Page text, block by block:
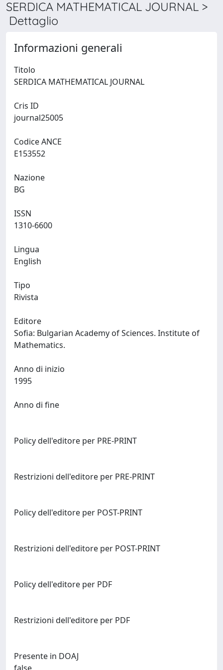
SERDICA MATHEMATICAL JOURNAL >
Dettaglio
Informazioni generali
Titolo
Cris ID
Codice ANCE
Nazione
ISSN
Lingua
Tipo
Rivista
Editore
Sofia: Bulgarian Academy of Sciences. Institute of
Anno di inizio
Anno di fine
Policy dell'editore per PRE-PRINT
Restrizioni dell'editore per PRE-PRINT
Policy dell'editore per POST-PRINT
Restrizioni dell'editore per POST-PRINT
Policy dell'editore per PDF
Restrizioni dell'editore per PDF
Presente in DOAJ